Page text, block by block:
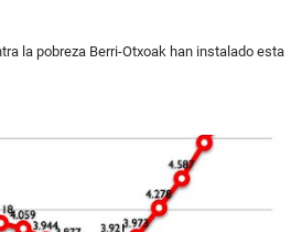
la pobreza Berri-Otxoak han instalado esta